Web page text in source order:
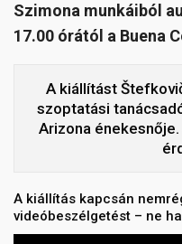
Szimona munkáiból
17.00 órától a Buena
A kiállítást
szoptatási
Arizona
A kiállítás kapcsán
videóbeszélgetést – ne